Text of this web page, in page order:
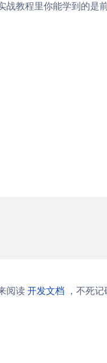
教程里你能学到的是
阅读 开发文档 ，不死